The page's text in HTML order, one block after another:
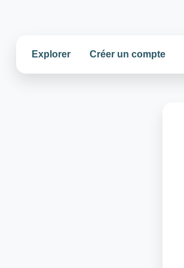
Explorer Créer un compte